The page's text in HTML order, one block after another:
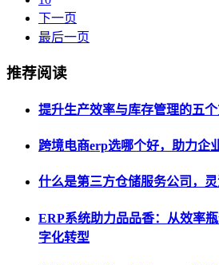
下一页
最后一页
推荐阅读
提升生产效率与库存管理的五
跨境电商erp选哪个好，助力企
什么是第三方仓储服务公司，
ERP系统助力品品香：从效率
字化转型